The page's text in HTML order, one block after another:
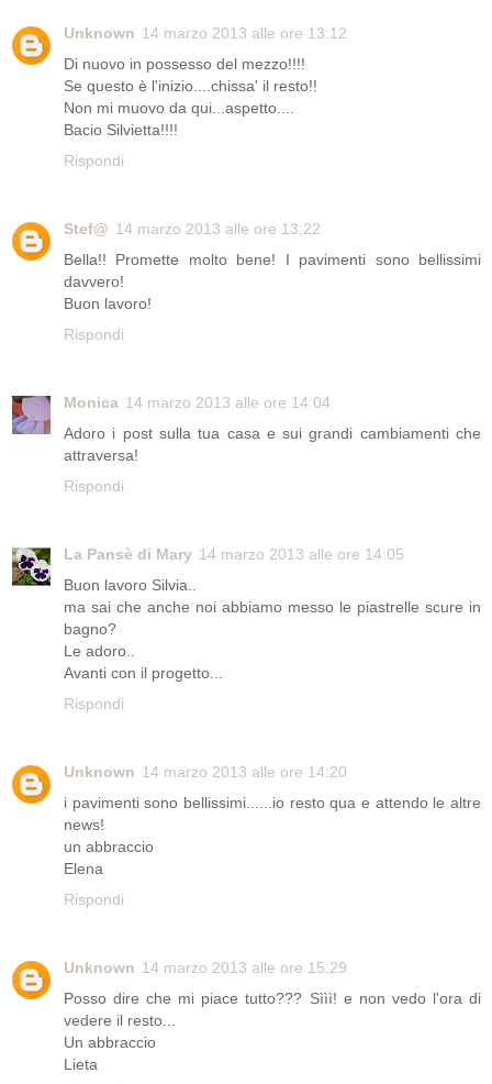
Unknown 14 marzo 2013 alle ore 13:12
Di nuovo in possesso del mezzo!!!!
Se questo è l'inizio....chissa' il resto!!
Non mi muovo da qui...aspetto....
Bacio Silvietta!!!!
Rispondi
Stef@ 14 marzo 2013 alle ore 13:22
Bella!! Promette molto bene! I pavimenti sono bellissimi
davvero!
Buon lavoro!
Rispondi
Monica 14 marzo 2013 alle ore 14:04
Adoro i post sulla tua casa e sui grandi cambiamenti che
attraversa!
Rispondi
La Pansè di Mary 14 marzo 2013 alle ore 14:05
Buon lavoro Silvia..
ma sai che anche noi abbiamo messo le piastrelle scure in
bagno?
Le adoro..
Avanti con il progetto...
Rispondi
Unknown 14 marzo 2013 alle ore 14:20
i pavimenti sono bellissimi......io resto qua e attendo le altre
news!
un abbraccio
Elena
Rispondi
Unknown 14 marzo 2013 alle ore 15:29
Posso dire che mi piace tutto??? Sììì! e non vedo l'ora di
vedere il resto...
Un abbraccio
Lieta